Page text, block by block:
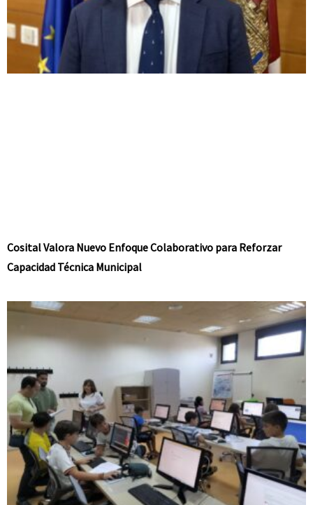
Cosital Valora Nuevo Enfoque Colaborativo para Reforzar
Capacidad Técnica Municipal